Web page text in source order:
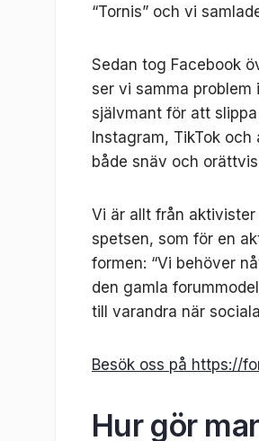
“Tornis” och vi
Sedan tog Facebook
ser vi samma problem
självmant för att
Instagram, TikTok
både snäv och
Vi är allt från
spetsen, som för en
formen: “Vi behöver
den gamla
till varandra när
Besök oss på https://
Hur gör